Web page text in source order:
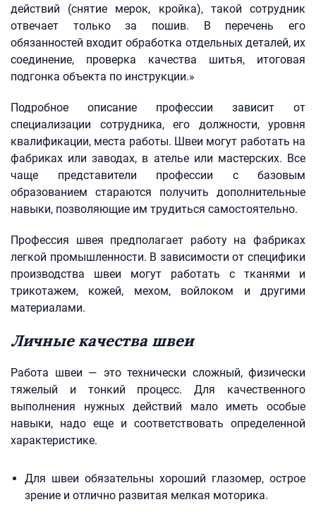
действий (снятие мерок, кройка), такой сотрудник
отвечает только за пошив. В перечень его
обязанностей входит обработка отдельных деталей, их
соединение, проверка качества шитья, итоговая
подгонка объекта по инструкции.»
Подробное описание профессии зависит от
специализации сотрудника, его должности, уровня
квалификации, места работы. Швеи могут работать на
фабриках или заводах, в ателье или мастерских. Все
чаще представители профессии с базовым
образованием стараются получить дополнительные
навыки, позволяющие им трудиться самостоятельно.
Профессия швея предполагает работу на фабриках
легкой промышленности. В зависимости от специфики
производства швеи могут работать с тканями и
трикотажем, кожей, мехом, войлоком и другими
материалами.
Личные качества швеи
Работа швеи — это технически сложный, физически
тяжелый и тонкий процесс. Для качественного
выполнения нужных действий мало иметь особые
навыки, надо еще и соответствовать определенной
характеристике.
Для швеи обязательны хороший глазомер, острое
зрение и отлично развитая мелкая моторика.